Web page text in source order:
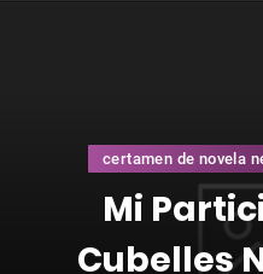
certamen de novela
Mi
Cubelles